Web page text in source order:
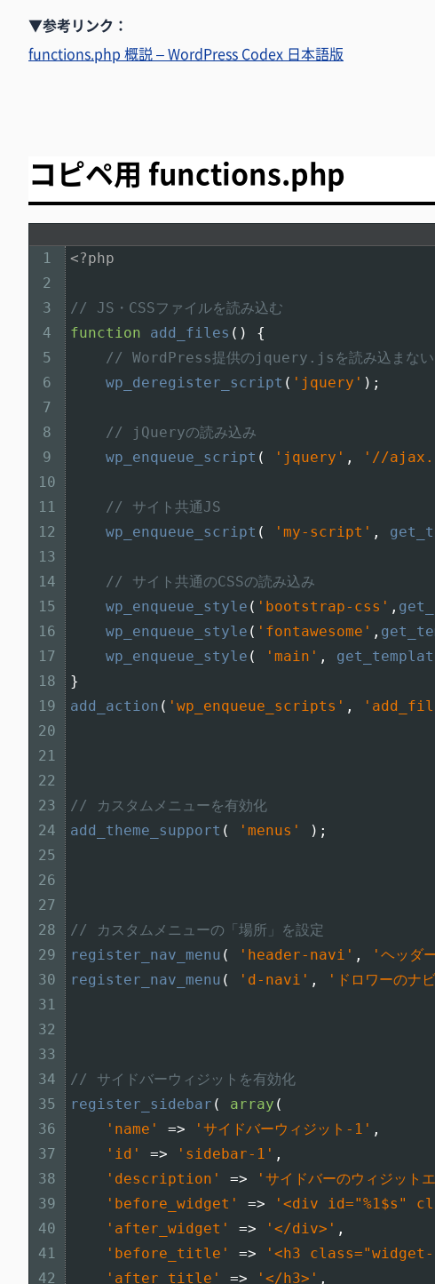
▼参考リンク：
functions.php 概説 – WordPress Codex 日本語版
コピペ用 functions.php
1
2
3
4
5
6
7
8
9
10
11
12
13
14
15
16
17
18
19
20
21
22
23
24
25
26
27
28
29
30
31
32
33
34
35
36
37
38
39
40
41
42
<?php
// JS・CSSファイルを読み込む
function
add_files ( )
{
// WordPress提供のjquery.jsを読み込まない
wp_deregister_script ( 'jquery' ) ;
// jQueryの読み込み
wp_enqueue_script ( 'jquery' , '//
// サイト共通JS
wp_enqueue_script ( 'my-script' ,
// サイト共通のCSSの読み込み
wp_enqueue_style ( 'bootstrap-css' ,
wp_enqueue_style ( 'fontawesome' ,
wp_enqueue_style ( 'main' ,
}
add_action ( 'wp_enqueue_scripts' ,
// カスタムメニューを有効化
add_theme_support ( 'menus' ) ;
// カスタムメニューの「場所」を設定
register_nav_menu ( 'header-navi' , 'ヘッダ
register_nav_menu ( 'd-navi' , 'ドロワーのナ
// サイドバーウィジットを有効化
register_sidebar ( array (
'name'
=> 'サイドバーウィジット-1' ,
'id'
=> 'sidebar-1' ,
'description'
=> 'サイドバーのウィジット
'before_widget'
=> '<div id="%1$s"
'after_widget'
=> '</div>' ,
'before_title'
=> '<h3
'after_title'
=> '</h3>' ,